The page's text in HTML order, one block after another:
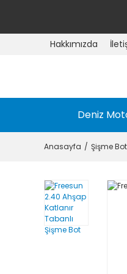
Hakkımızda
Deniz
Anasayfa Şişme Bot